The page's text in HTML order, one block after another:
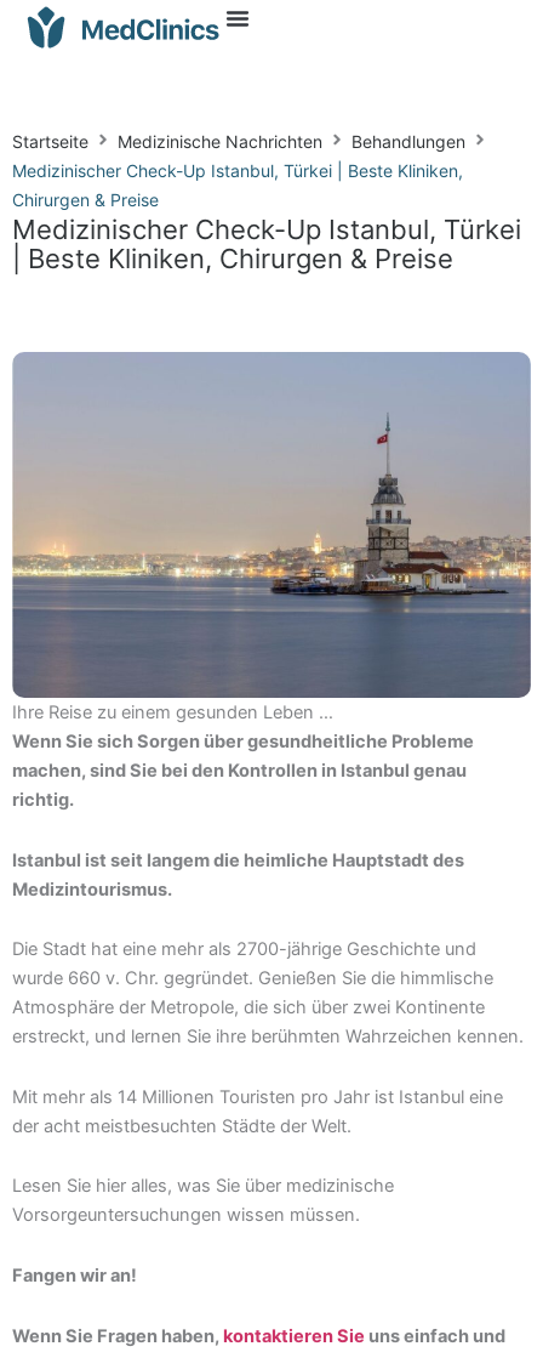
Medizinischer Check-Up Istanbul, Türkei
| Beste Kliniken, Chirurgen & Preise
Startseite Medizinische Nachrichten
Behandlungen
Medizinischer Check-Up Istanbul, Türkei | Beste Kliniken,
Chirurgen & Preise
Ihre Reise zu einem gesunden Leben …
Wenn Sie sich Sorgen über gesundheitliche Probleme
machen, sind Sie bei den Kontrollen in Istanbul genau
richtig.
Istanbul ist seit langem die heimliche Hauptstadt des
Medizintourismus.
Die Stadt hat eine mehr als 2700-jährige Geschichte und
wurde 660 v. Chr. gegründet. Genießen Sie die himmlische
Atmosphäre der Metropole, die sich über zwei Kontinente
erstreckt, und lernen Sie ihre berühmten Wahrzeichen kennen.
Mit mehr als 14 Millionen Touristen pro Jahr ist Istanbul eine
der acht meistbesuchten Städte der Welt.
Lesen Sie hier alles, was Sie über medizinische
Vorsorgeuntersuchungen wissen müssen.
Fangen wir an!
Wenn Sie Fragen haben, kontaktieren Sie uns einfach und